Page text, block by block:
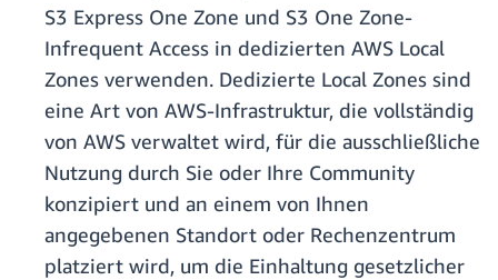
S3 Express One Zone und S3 One Zone-
Infrequent Access in dedizierten AWS Local
Zones verwenden. Dedizierte Local Zones sind
eine Art von AWS-Infrastruktur, die vollständig
von AWS verwaltet wird, für die ausschließliche
Nutzung durch Sie oder Ihre Community
konzipiert und an einem von Ihnen
angegebenen Standort oder Rechenzentrum
platziert wird, um die Einhaltung gesetzlicher